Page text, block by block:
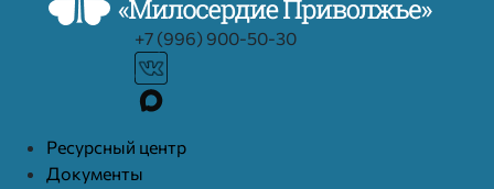
+7 (996) 900-50-30
Ресурcный центр
Документы